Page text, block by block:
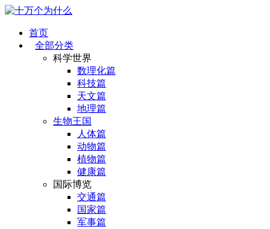
首页
全部分类
科学世界
数理化篇
科技篇
天文篇
地理篇
生物王国
人体篇
动物篇
植物篇
健康篇
国际博览
交通篇
国家篇
军事篇